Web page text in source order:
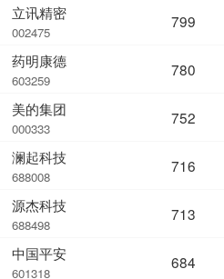
立讯精密
002475
药明康德
603259
美的集团
000333
澜起科技
688008
源杰科技
688498
中国平安
601318
799
780
752
716
713
684